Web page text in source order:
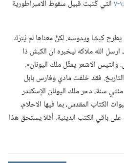
١-‏٧
التي كُتبت قبيل سقوط الامبراطورية
كبشا ويدوسه.‏ لكنَّ معناها لم يُترَك
الله ملاكه ليخبره ان الكبش ذا
الاشعر يمثِّل ملك اليونان».‏
فقد خلفت مادي وفارس بابل
سنة،‏ دحر ملك اليونان الإسكندر
الكتاب المقدس،‏ بما فيها الاحلام،‏
باقي الكتب الدينية.‏ أفلا يستحق هذا